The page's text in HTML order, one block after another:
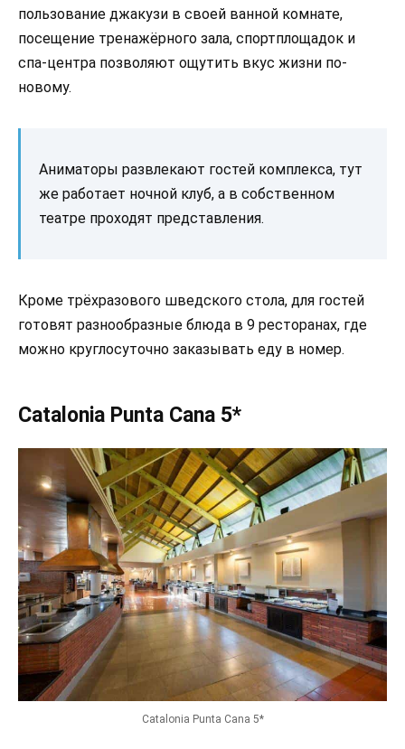
пользование джакузи в своей ванной комнате,
посещение тренажёрного зала, спортплощадок и
спа-центра позволяют ощутить вкус жизни по-
новому.
Аниматоры развлекают гостей комплекса, тут
же работает ночной клуб, а в собственном
театре проходят представления.
Кроме трёхразового шведского стола, для гостей
готовят разнообразные блюда в 9 ресторанах, где
можно круглосуточно заказывать еду в номер.
Catalonia Punta Cana 5*
Catalonia Punta Cana 5*